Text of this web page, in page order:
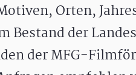
Orten,
Bestand der
der MFG-